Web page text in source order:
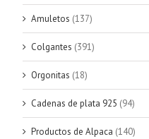
Amuletos (137)
Colgantes (391)
Orgonitas (18)
Cadenas de plata 925 (94)
Productos de Alpaca (140)